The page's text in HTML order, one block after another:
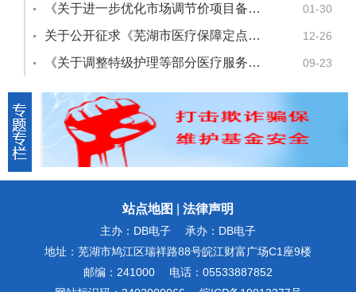
《关于进一步优化市场调节价项目备案工作和加强医疗服务价格监测的通知（试行）（征求意见稿）》公开征求社会意见的公告 01-30
关于公开征求《芜湖市医疗保障定点医药机构资源配置三年行动计划（2026-2028年）（征求意见稿）》意见的公告 12-26
《关于调整特级护理等部分医疗服务项目价格的通知（征求意见稿）》公开征求社会意见的公告 09-23
站点地图 法律声明
主办：DB电子
承办：DB电子
地址：芜湖市鸠江区瑞祥路88号皖江财富广场C1座9楼
邮编：241000
电话：05533887852